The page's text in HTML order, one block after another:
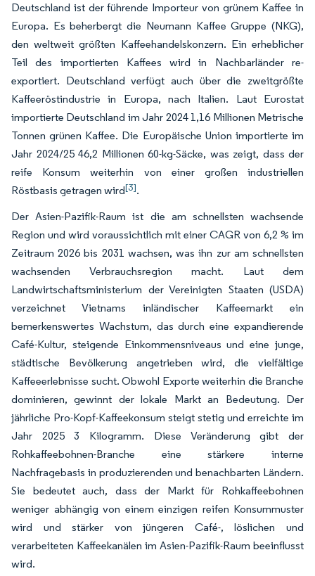
Deutschland ist der führende Importeur von grünem Kaffee in
Europa. Es beherbergt die Neumann Kaffee Gruppe (NKG),
den weltweit größten Kaffeehandelskonzern. Ein erheblicher
Teil des importierten Kaffees wird in Nachbarländer re-
exportiert. Deutschland verfügt auch über die zweitgrößte
Kaffeeröstindustrie in Europa, nach Italien. Laut Eurostat
importierte Deutschland im Jahr 2024 1,16 Millionen Metrische
Tonnen grünen Kaffee. Die Europäische Union importierte im
Jahr 2024/25 46,2 Millionen 60-kg-Säcke, was zeigt, dass der
reife Konsum weiterhin von einer großen industriellen
Röstbasis getragen wird[3].
Der Asien-Pazifik-Raum ist die am schnellsten wachsende
Region und wird voraussichtlich mit einer CAGR von 6,2 % im
Zeitraum 2026 bis 2031 wachsen, was ihn zur am schnellsten
wachsenden Verbrauchsregion macht. Laut dem
Landwirtschaftsministerium der Vereinigten Staaten (USDA)
verzeichnet Vietnams inländischer Kaffeemarkt ein
bemerkenswertes Wachstum, das durch eine expandierende
Café-Kultur, steigende Einkommensniveaus und eine junge,
städtische Bevölkerung angetrieben wird, die vielfältige
Kaffeeerlebnisse sucht. Obwohl Exporte weiterhin die Branche
dominieren, gewinnt der lokale Markt an Bedeutung. Der
jährliche Pro-Kopf-Kaffeekonsum steigt stetig und erreichte im
Jahr 2025 3 Kilogramm. Diese Veränderung gibt der
Rohkaffeebohnen-Branche eine stärkere interne
Nachfragebasis in produzierenden und benachbarten Ländern.
Sie bedeutet auch, dass der Markt für Rohkaffeebohnen
weniger abhängig von einem einzigen reifen Konsummuster
wird und stärker von jüngeren Café-, löslichen und
verarbeiteten Kaffeekanälen im Asien-Pazifik-Raum beeinflusst
wird.